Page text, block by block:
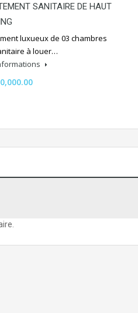
SANITAIRE DE HAUT
luxueux de 03 chambres
à louer…